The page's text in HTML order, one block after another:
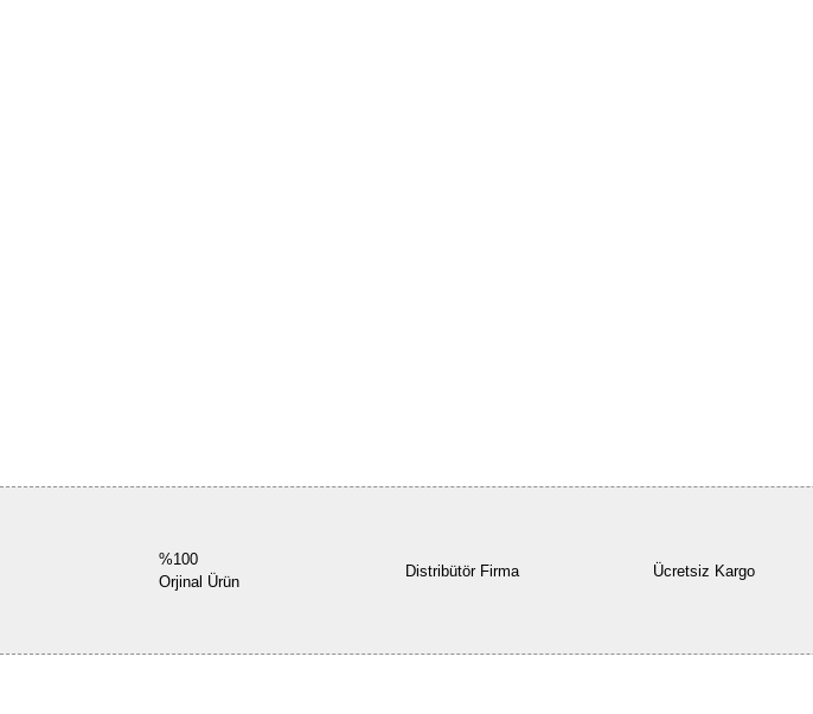
%100
Orjinal Ürün
Distribütör Firma Ücretsiz Kargo